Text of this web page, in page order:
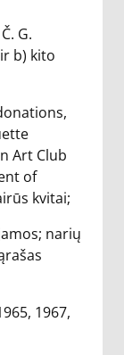
G.
b) kito
Art Club
of
kvitai;
narių
1967,